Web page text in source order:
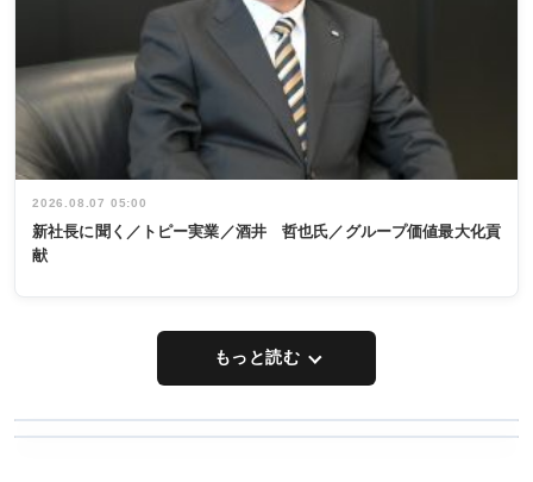
2026.08.07 05:00
新社長に聞く／トピー実業／酒井 哲也氏／グループ価値最大化貢
献
もっと読む